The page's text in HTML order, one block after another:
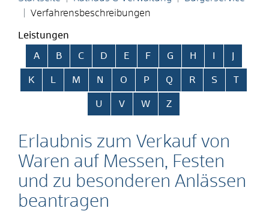
Verfahrensbeschreibungen
Leistungen
Alphabetisches Register überspringen
A B C D E F G H
K L M N O P Q R S T
U V W Z
Erlaubnis zum Verkauf von
Waren auf Messen, Festen
und zu besonderen Anlässen
beantragen